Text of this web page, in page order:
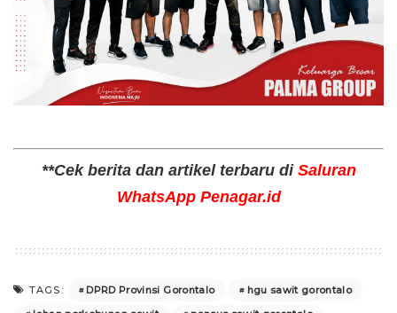
**Cek berita dan artikel terbaru di Saluran
WhatsApp Penagar.id
TAGS: DPRD Provinsi Gorontalo
hgu sawit gorontalo